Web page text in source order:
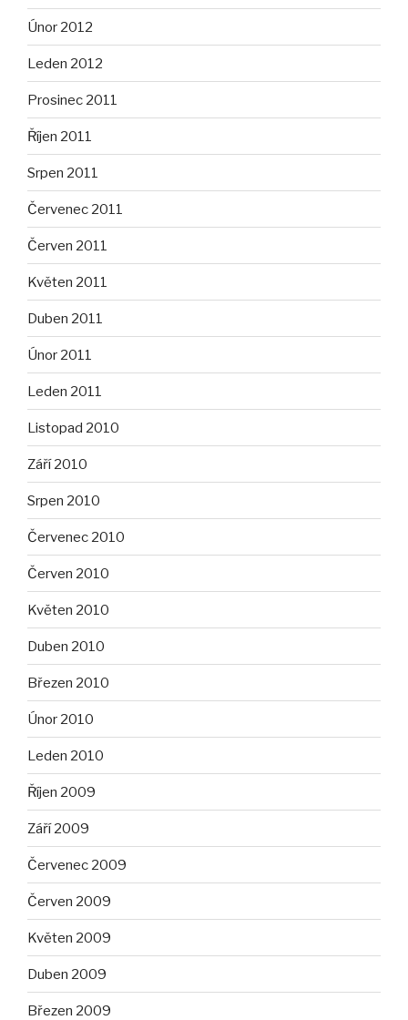
Únor 2012
Leden 2012
Prosinec 2011
Říjen 2011
Srpen 2011
Červenec 2011
Červen 2011
Květen 2011
Duben 2011
Únor 2011
Leden 2011
Listopad 2010
Září 2010
Srpen 2010
Červenec 2010
Červen 2010
Květen 2010
Duben 2010
Březen 2010
Únor 2010
Leden 2010
Říjen 2009
Září 2009
Červenec 2009
Červen 2009
Květen 2009
Duben 2009
Březen 2009